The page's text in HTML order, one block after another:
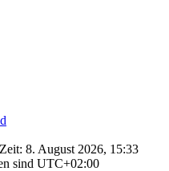
8. August 2026, 15:33
sind UTC+02:00